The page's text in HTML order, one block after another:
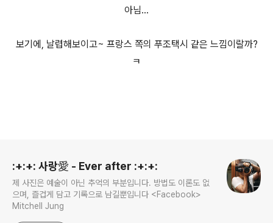
아님...
보기에, 날렵해보이고~ 프랑스 쪽의 푸조택시 같은 느낌이랄까?
ㅋ
:+:+: 사랑愛 - Ever after :+:+:
제 사진은 예술이 아닌 추억의 부분입니다. 방법도 이론도 없
으며, 즐겁게 담고 기록으로 남길뿐입니다 <Facebook>
Mitchell Jung